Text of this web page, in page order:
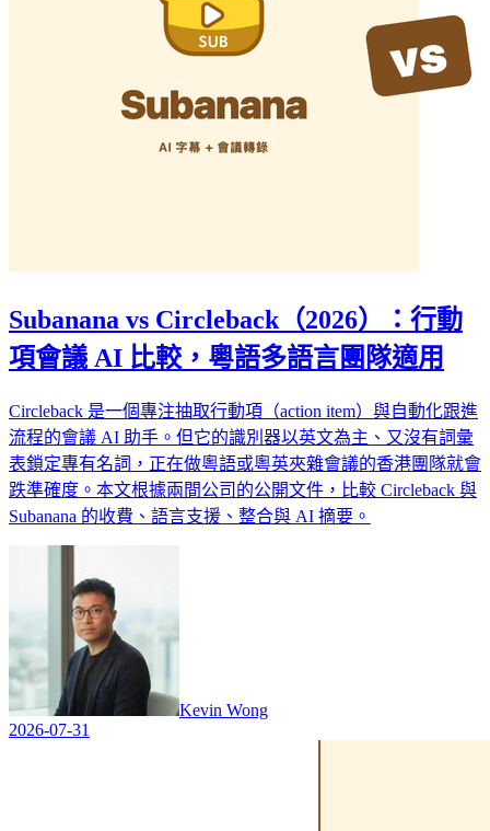
Subanana vs Circleback（2026）：行動
項會議 AI 比較，粵語多語言團隊適用
Circleback 是一個專注抽取行動項（action item）與自動化跟進
流程的會議 AI 助手。但它的識別器以英文為主、又沒有詞彙
表鎖定專有名詞，正在做粵語或粵英夾雜會議的香港團隊就會
跌準確度。本文根據兩間公司的公開文件，比較 Circleback 與
Subanana 的收費、語言支援、整合與 AI 摘要。
Kevin Wong
2026-07-31